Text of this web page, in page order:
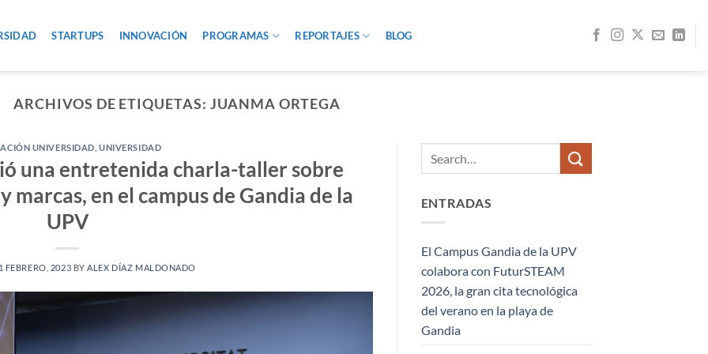
STARTUPS INNOVACIÓN PROGRAMAS REPORTAJES BLOG
ARCHIVOS DE ETIQUETAS: JUANMA ORTEGA
UNIVERSIDAD ,UNIVERSIDAD
una entretenida charla-taller sobre
marcas, en el campus de Gandia de la
UPV
FEBRERO, 2023 BYALEX DÍAZ MALDONADO
ENTRADAS
El Campus Gandia de la UPV
colabora con FuturSTEAM
2026, la gran cita tecnológica
del verano en la playa de
Gandia